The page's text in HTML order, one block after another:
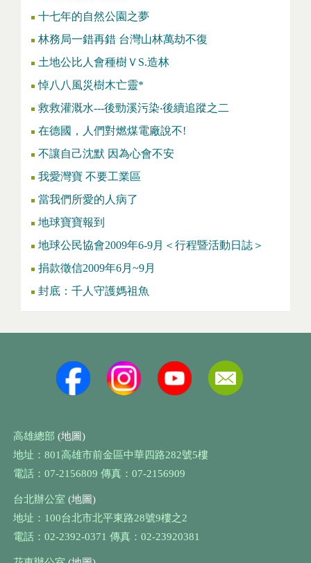
十七年的自然公園之夢
林務局一錯再錯 台灣山林萬劫不復
土地公比人會種樹ＶS.造林
悼八八風災樹木亡靈*
救救灌溉水---後勁溪污染‧後續追蹤之二
在德國，人們對燃煤電廠說不!
不讓自己沈默 因為心會不安
我愛灣寶 不要工業區
當我們所愛的人病了
地球寶寶報到
地球公民協會2009年6-9月＜行程暨活動日誌＞
捐款徵信2009年6月~9月
封底：千人守護媽祖魚
高雄總部 (地圖)
地址：801高雄市前金區中華四路282號5樓
電話：07-2156809 傳真：07-2156909
台北辦公室 (地圖)
地址：100台北市北平東路28號9樓之2
電話：02-2392-0371 傳真：02-23920381